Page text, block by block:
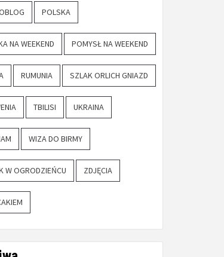
POLSKA
NA WEEKEND POMYSŁ NA WEEKEND
RUMUNIA SZLAK ORLICH GNIAZD
TBILISI UKRAINA
WIZA DO BIRMY
W OGRODZIEŃCU ZDJĘCIA